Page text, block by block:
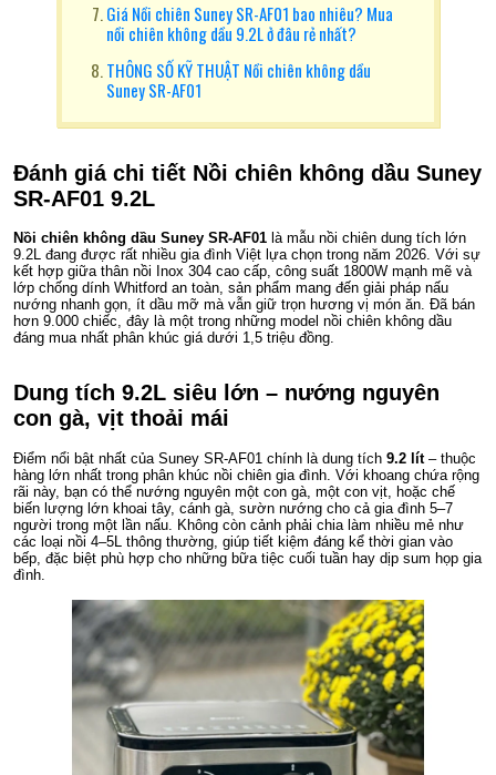
Giá Nồi chiên Suney SR-AF01 bao nhiêu? Mua
nồi chiên không dầu 9.2L ở đâu rẻ nhất?
THÔNG SỐ KỸ THUẬT Nồi chiên không dầu
Suney SR-AF01
Đánh giá chi tiết Nồi chiên không dầu Suney
SR-AF01 9.2L
Nồi chiên không dầu Suney SR-AF01 là mẫu nồi chiên dung tích lớn
9.2L đang được rất nhiều gia đình Việt lựa chọn trong năm 2026. Với sự
kết hợp giữa thân nồi Inox 304 cao cấp, công suất 1800W mạnh mẽ và
lớp chống dính Whitford an toàn, sản phẩm mang đến giải pháp nấu
nướng nhanh gọn, ít dầu mỡ mà vẫn giữ trọn hương vị món ăn. Đã bán
hơn 9.000 chiếc, đây là một trong những model nồi chiên không dầu
đáng mua nhất phân khúc giá dưới 1,5 triệu đồng.
Dung tích 9.2L siêu lớn – nướng nguyên
con gà, vịt thoải mái
Điểm nổi bật nhất của Suney SR-AF01 chính là dung tích 9.2 lít– thuộc
hàng lớn nhất trong phân khúc nồi chiên gia đình. Với khoang chứa rộng
rãi này, bạn có thể nướng nguyên một con gà, một con vịt, hoặc chế
biến lượng lớn khoai tây, cánh gà, sườn nướng cho cả gia đình 5–7
người trong một lần nấu. Không còn cảnh phải chia làm nhiều mẻ như
các loại nồi 4–5L thông thường, giúp tiết kiệm đáng kể thời gian vào
bếp, đặc biệt phù hợp cho những bữa tiệc cuối tuần hay dịp sum họp gia
đình.